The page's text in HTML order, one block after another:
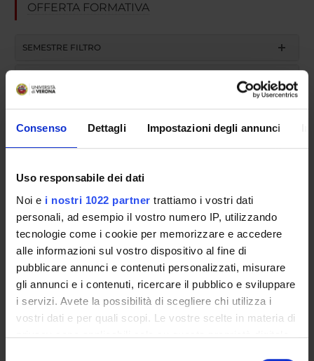
Consenso Dettagli Impostazioni degli annunci
Uso responsabile dei dati
Noi e i nostri 1022 partner trattiamo i vostri dati
personali, ad esempio il vostro numero IP, utilizzando
tecnologie come i cookie per memorizzare e accedere
alle informazioni sul vostro dispositivo al fine di
pubblicare annunci e contenuti personalizzati, misurare
gli annunci e i contenuti, ricercare il pubblico e sviluppare
i servizi. Avete la possibilità di scegliere chi utilizza i
vostri dati e per quali scopi. Le vostre scelte in materia di
privacy sono applicabili solo su questa proprietà digitale
OFFERTA FORMATIVA
SEMESTRE FILTRO
CORSI DI LAUREA MAGISTRALE
Overview
Lo specialista inMicrobiologia e Virologiadeve aver